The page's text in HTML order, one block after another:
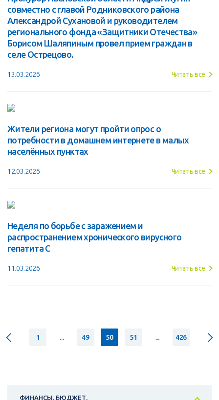
совместно с главой Родниковского района
Александрой Сухановой и руководителем
регионального фонда «Защитники Отечества»
Борисом Шаляпиным провел прием граждан в
селе Острецово.
13.03.2026 Читать все
Жители региона могут пройти опрос о
потребности в домашнем интернете в малых
населённых пунктах
12.03.2026 Читать все
Неделя по борьбе с заражением и
распространением хронического вирусного
гепатита С
11.03.2026 Читать все
1 ... 49 50 51 ... 426
ФИНАНСЫ. БЮДЖЕТ.